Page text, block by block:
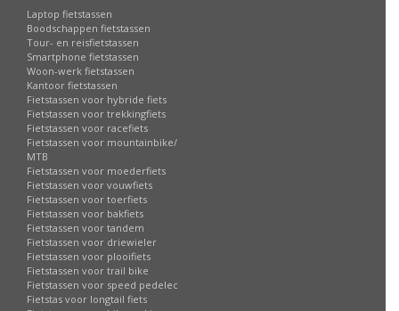
Laptop fietstassen
Boodschappen fietstassen
Tour- en reisfietstassen
Smartphone fietstassen
Woon-werk fietstassen
Kantoor fietstassen
Fietstassen voor hybride fiets
Fietstassen voor trekkingfiets
Fietstassen voor racefiets
Fietstassen voor mountainbike/
MTB
Fietstassen voor moederfiets
Fietstassen voor vouwfiets
Fietstassen voor toerfiets
Fietstassen voor bakfiets
Fietstassen voor tandem
Fietstassen voor driewieler
Fietstassen voor plooifiets
Fietstassen voor trail bike
Fietstassen voor speed pedelec
Fietstas voor longtail fiets